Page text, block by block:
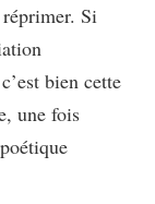
Si
bien cette
une fois